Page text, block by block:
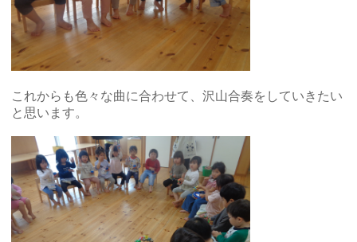
これからも色々な曲に合わせて、沢山合奏をしていきたい
と思います。